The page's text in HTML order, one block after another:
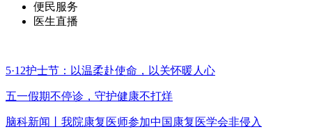
便民服务
医生直播
5·12护士节：以温柔赴使命，以关怀暖人心
五一假期不停诊，守护健康不打烊
脑科新闻丨我院康复医师参加中国康复医学会非侵入